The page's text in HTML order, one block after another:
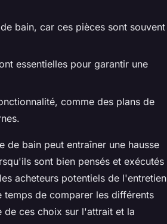
bain, car ces pièces sont souvent
essentielles pour garantir une
comme des plans de
de bain peut entraîner une hausse
sont bien pensés et exécutés
acheteurs potentiels de l'entretien
de comparer les différents
de ces choix sur l'attrait et la